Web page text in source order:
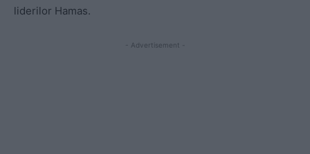
liderilor Hamas.
- Advertisement -